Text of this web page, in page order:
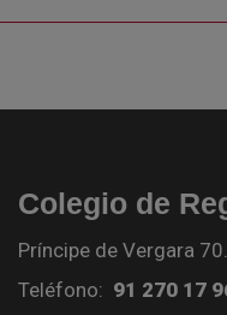
Colegio de
Príncipe de Vergara
Teléfono: 91 270 17